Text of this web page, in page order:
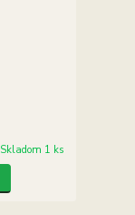
Skladom 1 ks